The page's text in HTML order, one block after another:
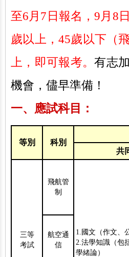
至6月7日報名，9月8
歲以上，45歲以下（
上，即可報考。有志
機會，儘早準備！
一、應試科目：
等別
科別
共
三等
考試
飛航管
制
1.國文（作文、
2.法學知識（包
學緒論）
航空通
信